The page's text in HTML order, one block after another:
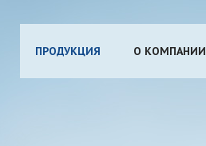
ПРОДУКЦИЯ О КОМПАНИИ